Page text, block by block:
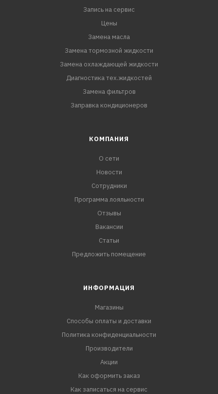
Запись на сервис
Цены
Замена масла
Замена тормозной жидкости
Замена охлаждающей жидкости
Диагностика тех.жидкостей
Замена фильтров
Заправка кондиционеров
КОМПАНИЯ
О сети
Новости
Сотрудники
Программа лояльности
Отзывы
Вакансии
Статьи
Предложить помещение
ИНФОРМАЦИЯ
Магазины
Способы оплаты и доставки
Политика конфиденциальности
Производители
Акции
Как оформить заказ
Как записаться на сервис